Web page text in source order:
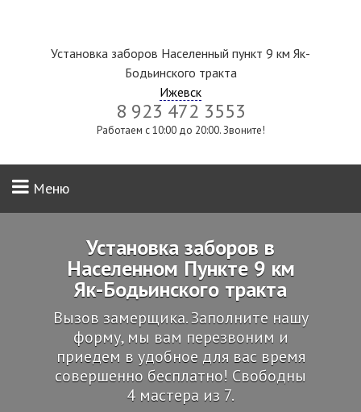
Установка заборов Населенный пункт 9 км Як-
Бодьинского тракта
Ижевск
8 923 472 3553
Работаем с 10:00 до 20:00. Звоните!
Меню
Установка заборов в
Населенном Пункте 9 км
Як-Бодьинского тракта
Вызов замерщика. Заполните нашу
форму, мы вам перезвоним и
приедем в удобное для вас время
совершенно бесплатно! Свободны
4 мастера из 7.